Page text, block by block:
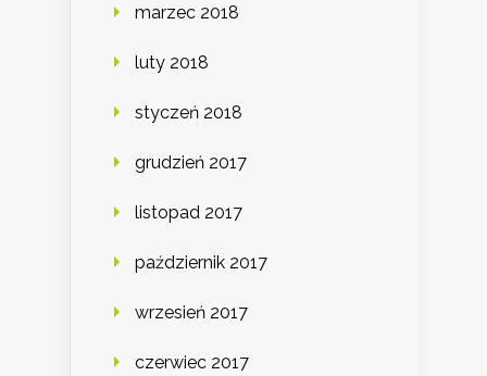
marzec 2018
luty 2018
styczeń 2018
grudzień 2017
listopad 2017
październik 2017
wrzesień 2017
czerwiec 2017